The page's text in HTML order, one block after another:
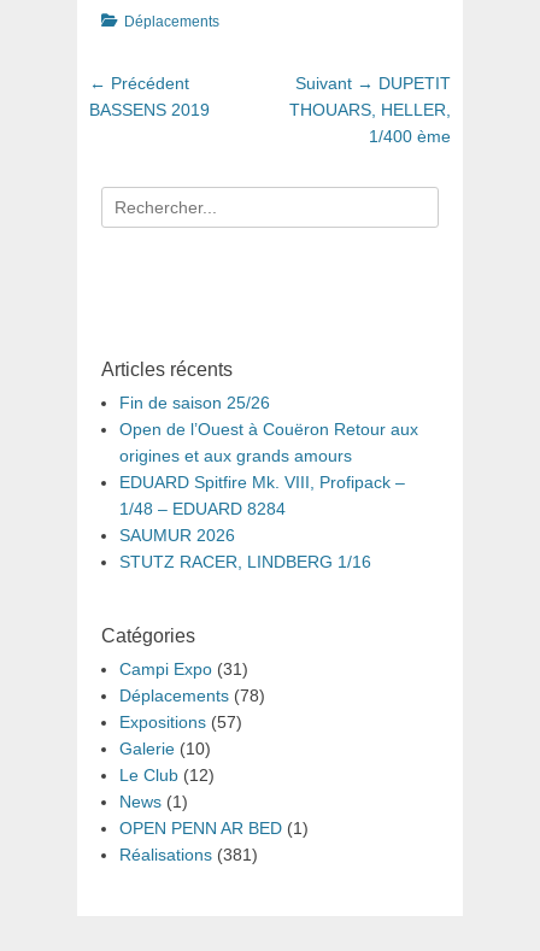
Catégories
Déplacements
Navigation
de
← PrécédentArticle
précédent
BASSENS 2019
Suivant → Article
suivant
:
DUPETIT
THOUARS, HELLER,
1/400 ème
Recherche
pour
Articles récents
Fin de saison 25/26
Open de l’Ouest à Couëron Retour aux
origines et aux grands amours
EDUARD Spitfire Mk. VIII, Profipack –
1/48 – EDUARD 8284
SAUMUR 2026
STUTZ RACER, LINDBERG 1/16
Catégories
Campi Expo (31)
Déplacements (78)
Expositions (57)
Galerie (10)
Le Club (12)
News (1)
OPEN PENN AR BED (1)
Réalisations (381)